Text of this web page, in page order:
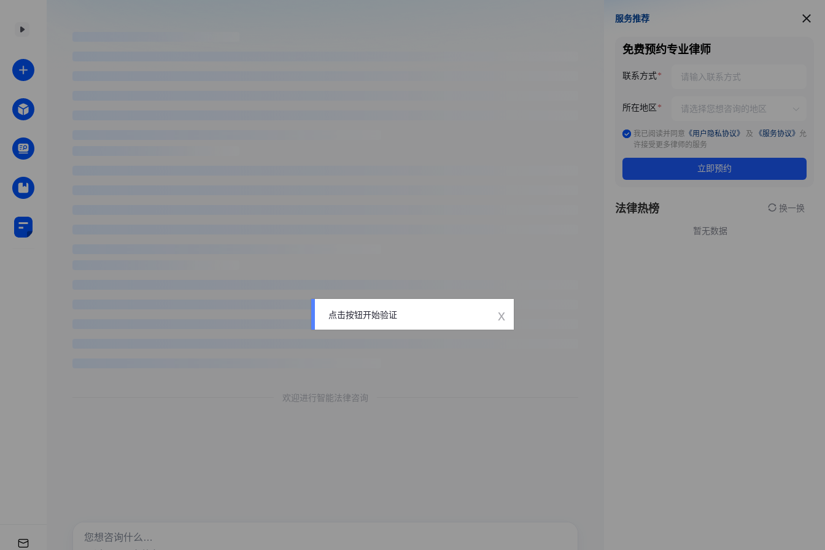
欢迎进行智能法律咨询
服务推荐
服务推荐
免费预约专业律师
联系方式
所在地区
我已阅读并同意 《用户隐私协议》 及 《服务协议》 允
许接受更多律师的服务
立即预约
法律热榜 换一换
暂无数据
点击按钮开始验证 x